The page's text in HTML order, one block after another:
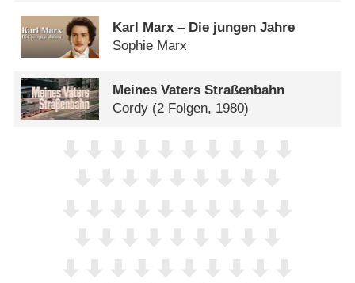
Karl Marx – Die jungen Jahre
Sophie Marx
Meines Vaters Straßenbahn
Cordy (2 Folgen, 1980)